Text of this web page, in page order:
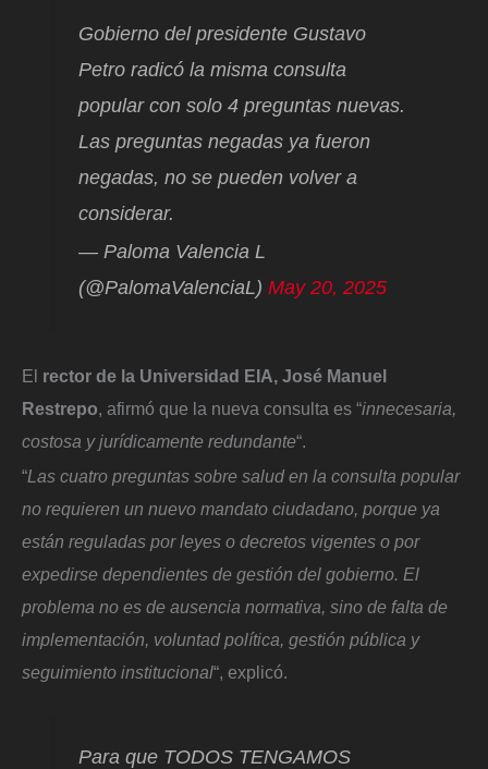
Gobierno del presidente Gustavo
Petro radicó la misma consulta
popular con solo 4 preguntas nuevas.
Las preguntas negadas ya fueron
negadas, no se pueden volver a
considerar.
— Paloma Valencia L
(@PalomaValenciaL)May 20, 2025
El rector de la Universidad EIA, José Manuel
Restrepo, afirmó que la nueva consulta es “innecesaria,
costosa y jurídicamente redundante“.
“Las cuatro preguntas sobre salud en la consulta popular
no requieren un nuevo mandato ciudadano, porque ya
están reguladas por leyes o decretos vigentes o por
expedirse dependientes de gestión del gobierno. El
problema no es de ausencia normativa, sino de falta de
implementación, voluntad política, gestión pública y
seguimiento institucional“, explicó.
Para que TODOS TENGAMOS